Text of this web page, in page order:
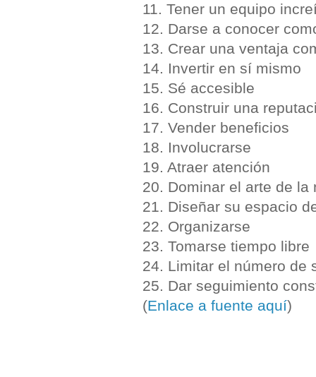
11. Tener un equipo
12. Darse a conocer
13. Crear una ventaja
14. Invertir en sí mismo
15. Sé accesible
16. Construir una
17. Vender beneficios
18. Involucrarse
19. Atraer atención
20. Dominar el arte de la
21. Diseñar su espacio
22. Organizarse
23. Tomarse tiempo libre
24. Limitar el número de
25. Dar seguimiento
(Enlace a fuente aquí)